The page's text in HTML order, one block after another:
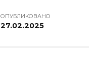
ОПУБЛИКОВАНО
27.02.2025